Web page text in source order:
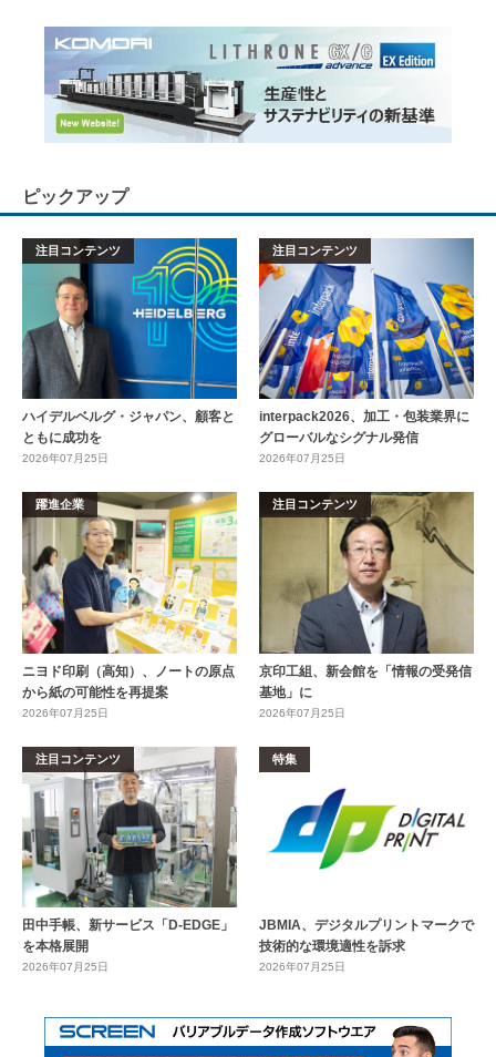
ピックアップ
注目コンテンツ
ハイデルベルグ・ジャパン、顧客と
ともに成功を
2026年07月25日
注目コンテンツ
interpack2026、加工・包装業界に
グローバルなシグナル発信
2026年07月25日
躍進企業
ニヨド印刷（高知）、ノートの原点
から紙の可能性を再提案
2026年07月25日
注目コンテンツ
京印工組、新会館を「情報の受発信
基地」に
2026年07月25日
注目コンテンツ
田中手帳、新サービス「D-EDGE」
を本格展開
2026年07月25日
特集
JBMIA、デジタルプリントマークで
技術的な環境適性を訴求
2026年07月25日